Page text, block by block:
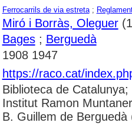
Ferrocarrils de via estreta;
Miró i Borràs, Oleguer
Bages; Berguedà
1908 1947
https://raco.cat/
Biblioteca de
Institut Ramon
B. Guillem de Berguedà